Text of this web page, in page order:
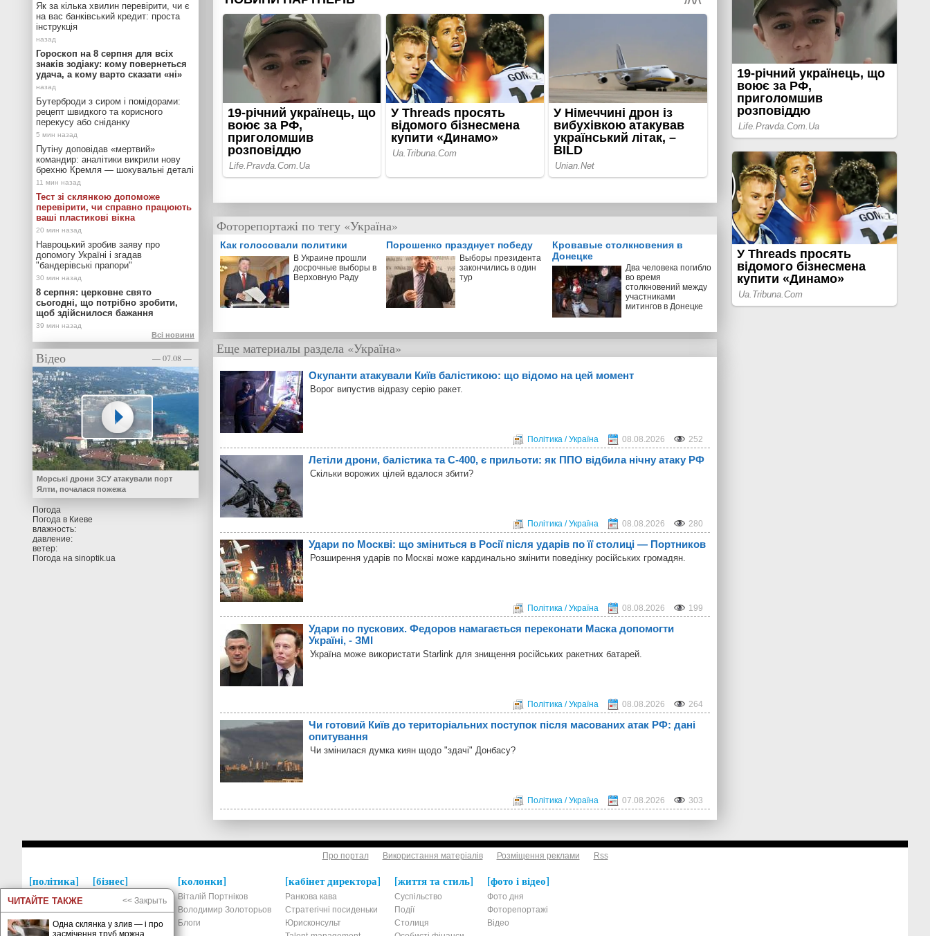
ЧИТАЙТЕ ТАКЖЕ << Закрыть
Одна склянка у злив — і про
засмічення труб можна
Фоторепортажі по тегу «Україна»
Как голосовали политики
В Украине прошли
досрочные выборы в
Верховную Раду
Порошенко празднует победу
Выборы президента
закончились в один
тур
Кровавые столкновения в
Донецке
Два человека погибло
во время
столкновений между
участниками
митингов в Донецке
Еще материалы раздела «Україна»
Окупанти атакували Київ балістикою: що відомо на цей момент
Ворог випустив відразу серію ракет.
Політика / Україна 08.08.2026 252
Летіли дрони, балістика та С-400, є прильоти: як ППО відбила нічну атаку РФ
Скільки ворожих цілей вдалося збити?
Політика / Україна 08.08.2026 280
Удари по Москві: що зміниться в Росії після ударів по її столиці — Портников
Розширення ударів по Москві може кардинально змінити поведінку російських громадян.
Політика / Україна 08.08.2026 199
Удари по пускових. Федоров намагається переконати Маска допомогти
Україні, - ЗМІ
Україна може використати Starlink для знищення російських ракетних батарей.
Політика / Україна 08.08.2026 264
Чи готовий Київ до територіальних поступок після масованих атак РФ: дані
опитування
Чи змінилася думка киян щодо "здачі" Донбасу?
Політика / Україна 07.08.2026 303
Як за кілька хвилин перевірити, чи є
на вас банківський кредит: проста
інструкція
Гороскоп на 8 серпня для всіх
знаків зодіаку: кому повернеться
удача, а кому варто сказати «ні»
Бутерброди з сиром і помідорами:
рецепт швидкого та корисного
перекусу або сніданку
Путіну доповідав «мертвий»
командир: аналітики викрили нову
брехню Кремля — шокувальні деталі
Тест зі склянкою допоможе
перевірити, чи справно працюють
ваші пластикові вікна
Навроцький зробив заяву про
допомогу Україні і згадав
"бандерівські прапори"
8 серпня: церковне свято
сьогодні, що потрібно зробити,
щоб здійснилося бажання
Всі новини
Відео — 07.08 —
Морські дрони ЗСУ атакували порт
Ялти, почалася пожежа
Погода
Погода в Киеве
влажность:
давление:
ветер:
Погода на sinoptik.ua
Про портал Використання матеріалів Розміщення реклами Rss
політика
Україна
Росія
Світ
бізнес
Економіка
Фінанси та банки
Податки та право
колонки
Віталій Портніков
Володимир Золоторьов
Блоги
кабінет директора
Ранкова кава
Стратегічні посиденьки
Юрисконсульт
життя та стиль
Суспільство
Події
Столиця
фото і відео
Фото дня
Фоторепортажі
Відео